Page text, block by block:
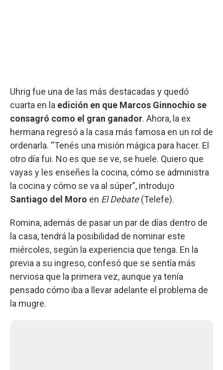
Uhrig fue una de las más destacadas y quedó
cuarta en la edición en que Marcos Ginnochio se
consagró como el gran ganador. Ahora, la ex
hermana regresó a la casa más famosa en un rol de
ordenarla. “Tenés una misión mágica para hacer. El
otro día fui. No es que se ve, se huele. Quiero que
vayas y les enseñes la cocina, cómo se administra
la cocina y cómo se va al súper”, introdujo
Santiago del Moro en El Debate(Telefe).
Romina, además de pasar un par de días dentro de
la casa, tendrá la posibilidad de nominar este
miércoles, según la experiencia que tenga. En la
previa a su ingreso, confesó que se sentía más
nerviosa que la primera vez, aunque ya tenía
pensado cómo iba a llevar adelante el problema de
la mugre.